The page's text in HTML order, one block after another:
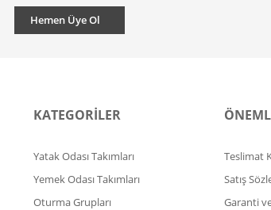
Hemen Üye Ol
KATEGORİLER
Yatak Odası Takımları
Yemek Odası Takımları
Oturma Grupları
Teslimat
Satış
Garanti